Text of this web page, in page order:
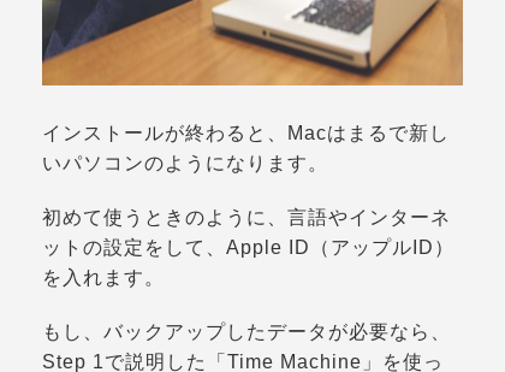
インストールが終わると、Macはまるで新し
いパソコンのようになります。
初めて使うときのように、言語やインターネ
ットの設定をして、Apple ID（アップルID）
を入れます。
もし、バックアップしたデータが必要なら、
Step 1で説明した「 Time Machine 」を使っ